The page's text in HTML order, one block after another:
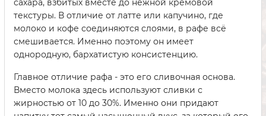
сахара, взбитых вместе до нежной кремовой
текстуры. В отличие от латте или капучино, где
молоко и кофе соединяются слоями, в рафе всё
смешивается. Именно поэтому он имеет
однородную, бархатистую консистенцию.
Главное отличие рафа - это его сливочная основа.
Вместо молока здесь используют сливки с
жирностью от 10 до 30%. Именно они придают